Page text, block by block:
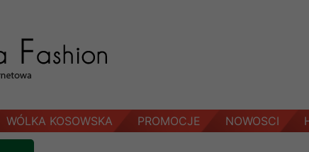
WÓLKA KOSOWSKA PROMOCJE NOWOSCI